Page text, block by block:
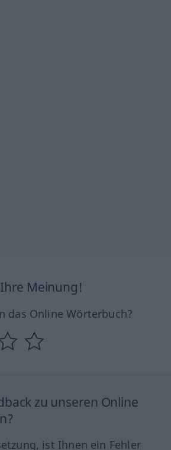
Meinung!
das Online Wörterbuch?
zu unseren Online
ist Ihnen ein Fehler